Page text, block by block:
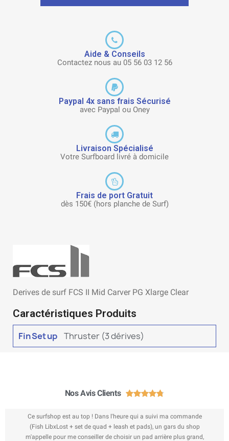
Aide & Conseils
Contactez nous au 05 56 03 12 56
Paypal 4x sans frais Sécurisé
avec Paypal ou Oney
Livraison Spécialisé
Votre Surfboard livré à domicile
Frais de port Gratuit
dès 150€ (hors planche de Surf)
Derives de surf FCS II Mid Carver PG Xlarge Clear
Caractéristiques Produits
Fin Set up Thruster (3 dérives)
Nos Avis Clients 
Ce surfshop est au top ! Dans l'heure qui a suivi ma commande
(Fish LibxLost + set de quad + leash et pads), un gars du shop
m'appelle pour me conseiller de choisir un pad arrière plus grand,